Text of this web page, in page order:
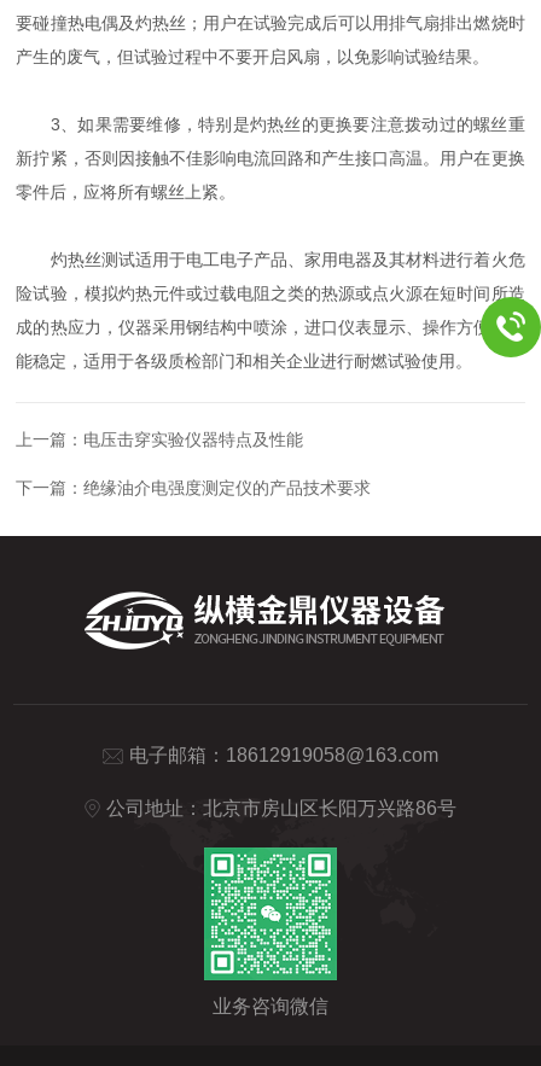
要碰撞热电偶及灼热丝；用户在试验完成后可以用排气扇排出燃烧时
产生的废气，但试验过程中不要开启风扇，以免影响试验结果。
3、如果需要维修，特别是灼热丝的更换要注意拨动过的螺丝重
新拧紧，否则因接触不佳影响电流回路和产生接口高温。用户在更换
零件后，应将所有螺丝上紧。
灼热丝测试适用于电工电子产品、家用电器及其材料进行着火危
险试验，模拟灼热元件或过载电阻之类的热源或点火源在短时间所造
成的热应力，仪器采用钢结构中喷涂，进口仪表显示、操作方便、性
能稳定，适用于各级质检部门和相关企业进行耐燃试验使用。
上一篇： 电压击穿实验仪器特点及性能
下一篇：绝缘油介电强度测定仪的产品技术要求
电子邮箱： 18612919058@163.com
公司地址：北京市房山区长阳万兴路86号
业务咨询微信